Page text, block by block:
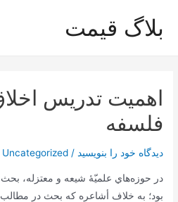
محتوا
بلاگ قیمت
اهمیت تدريس‌
فلسفه‌
دیدگاه‌ خود را بنویسید /
Uncategorized
در حوزه‌هاي‌ علميّۀ شيعه‌ و معتزله‌،
بود؛ به‌ خلاف‌ أشاعره‌ كه‌ بحث‌ در مطالب‌